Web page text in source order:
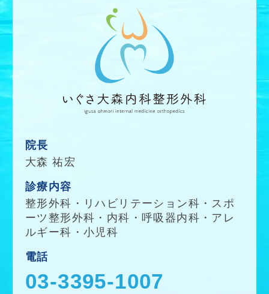
院長
大森 祐宏
診療内容
整形外科 ・ リハビリテーション科 ・ スポ
ーツ整形外科 ・ 内科 ・呼吸器内科 ・ アレ
ルギー科 ・小児科
電話
03-3395-1007